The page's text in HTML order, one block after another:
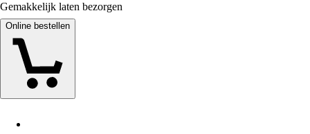
Gemakkelijk laten bezorgen
Online bestellen